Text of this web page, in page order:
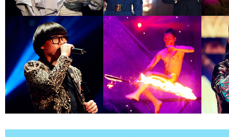
歌曲《趁早》
演唱：李琦
《
雜